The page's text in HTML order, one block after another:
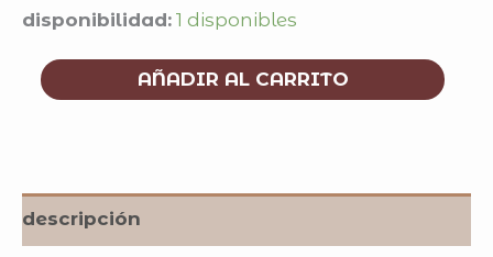
disponibilidad: 1 disponibles
AÑADIR AL CARRITO
descripción